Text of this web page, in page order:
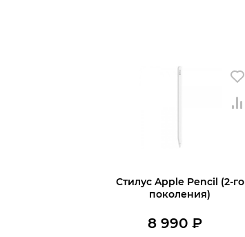
Стилус Apple Pencil (2-го
поколения)
8 990 ₽